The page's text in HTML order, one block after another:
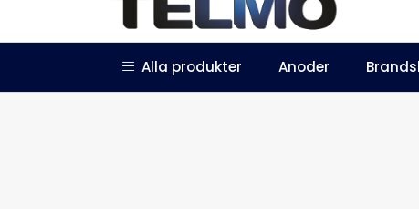
Trustpilot | Bli återförsäljare |
Alla produkter Anoder